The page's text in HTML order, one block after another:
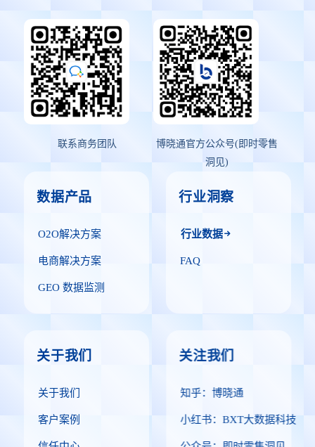
联系商务团队
博晓通官方公众号(即时零售
洞见)
数据产品
O2O解决方案
电商解决方案
GEO 数据监测
行业洞察
行业数据
FAQ
关于我们
关于我们
客户案例
关注我们
知乎：博晓通
小红书：BXT大数据科技